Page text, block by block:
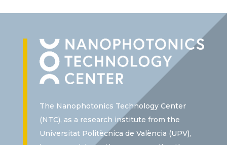
The Nanophotonics Technology Center
(NTC), as a research institute from the
Universitat Politècnica de València (UPV),